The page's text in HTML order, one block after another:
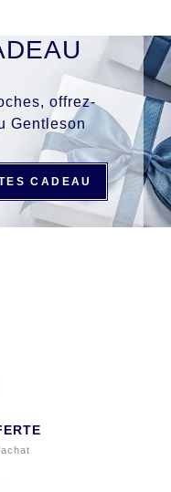
offrez-
Gentleson
CADEAU